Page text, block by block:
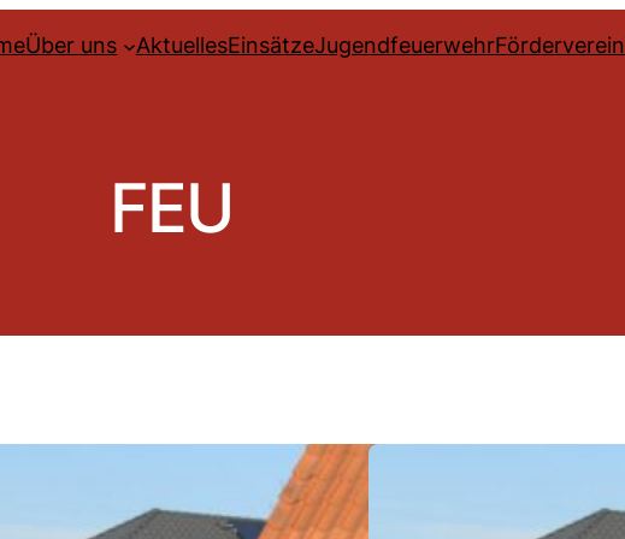
Über uns AktuellesEinsätzeJugendfeuerwehrFörderverein
FEU